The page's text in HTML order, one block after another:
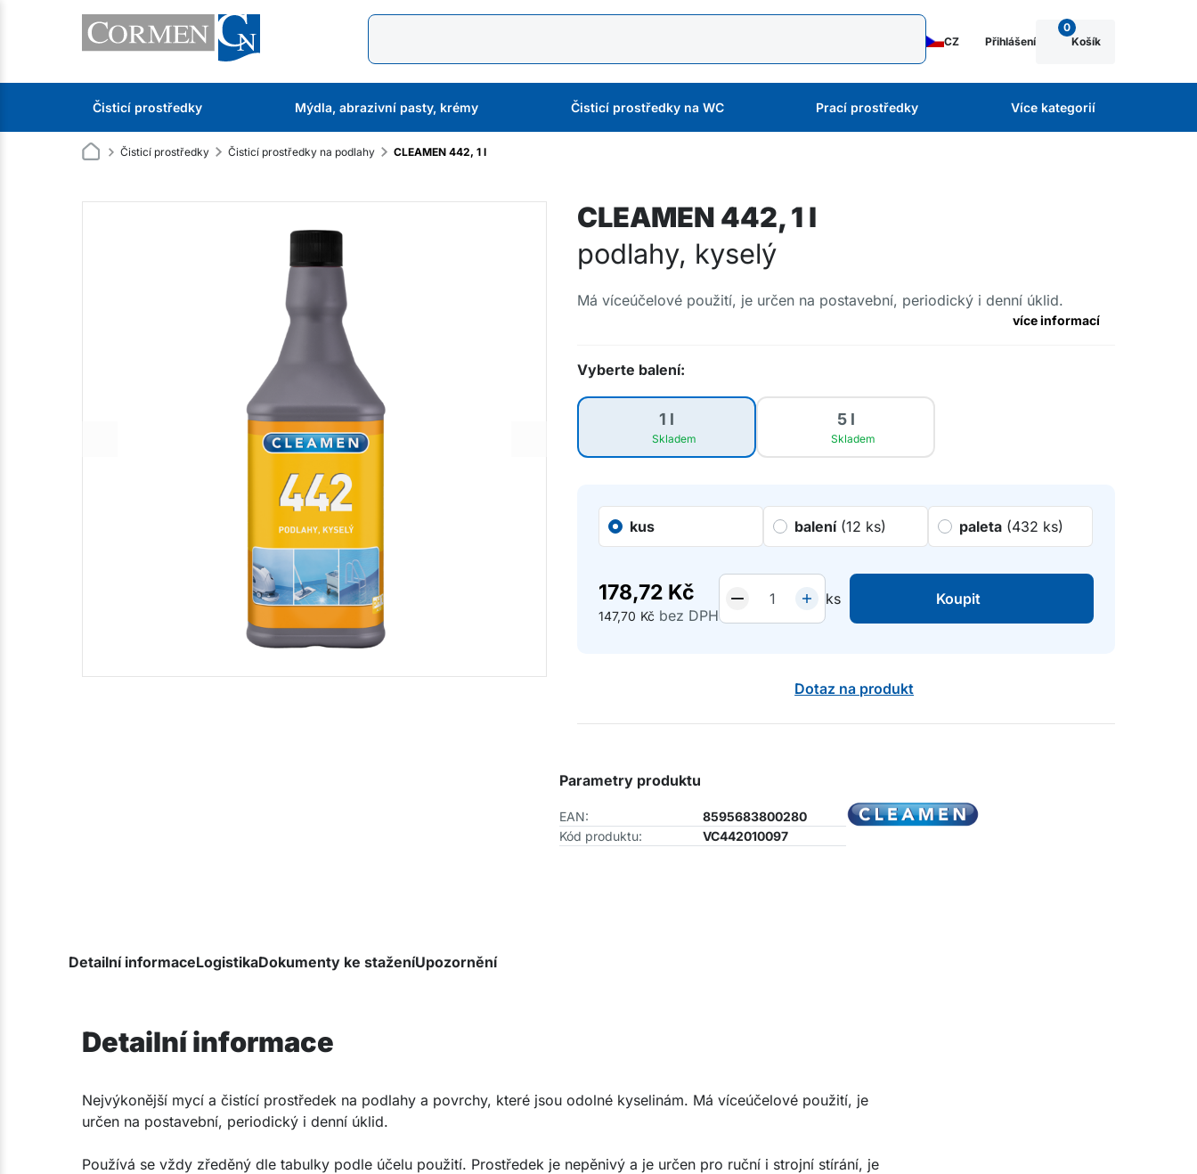
CZ Přihlášení
0
Košík
Čisticí prostředky Mýdla, abrazivní pasty, krémy Čisticí prostředky na WC Prací prostředky Více kategorií
Čisticí prostředky Čisticí prostředky na podlahy CLEAMEN 442, 1 l
CLEAMEN 442, 1 l
podlahy, kyselý
Má víceúčelové použití, je určen na postavební, periodický i denní úklid.
více informací
Vyberte balení:
1 l
Skladem
5 l
Skladem
kus balení (12 ks) paleta (432 ks)
178,72 Kč
147,70 Kč bez DPH
ks Koupit
Dotaz na produkt
Parametry produktu
EAN:
8595683800280
Kód produktu:
VC442010097
Detailní informaceLogistikaDokumenty ke staženíUpozornění
Detailní informace
Nejvýkonější mycí a čistící prostředek na podlahy a povrchy, které jsou odolné kyselinám. Má víceúčelové použití, je
určen na postavební, periodický i denní úklid.
Používá se vždy zředěný dle tabulky podle účelu použití. Prostředek je nepěnivý a je určen pro ruční i strojní stírání, je